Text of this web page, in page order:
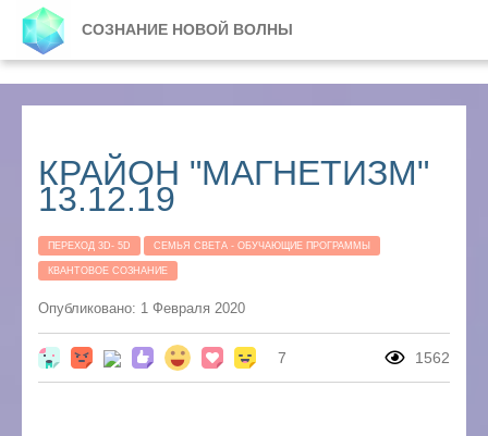
СОЗНАНИЕ НОВОЙ ВОЛНЫ
КРАЙОН "МАГНЕТИЗМ"
13.12.19
ПЕРЕХОД 3D- 5D СЕМЬЯ СВЕТА - ОБУЧАЮЩИЕ ПРОГРАММЫ
КВАНТОВОЕ СОЗНАНИЕ
Опубликовано: 1 Февраля 2020
7 1562